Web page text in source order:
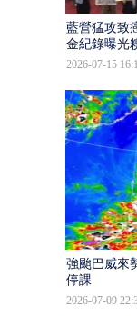
藍營猛攻致
金紀錄曝光
2026-07-15
強颱巴威來
停課
2026-07-09